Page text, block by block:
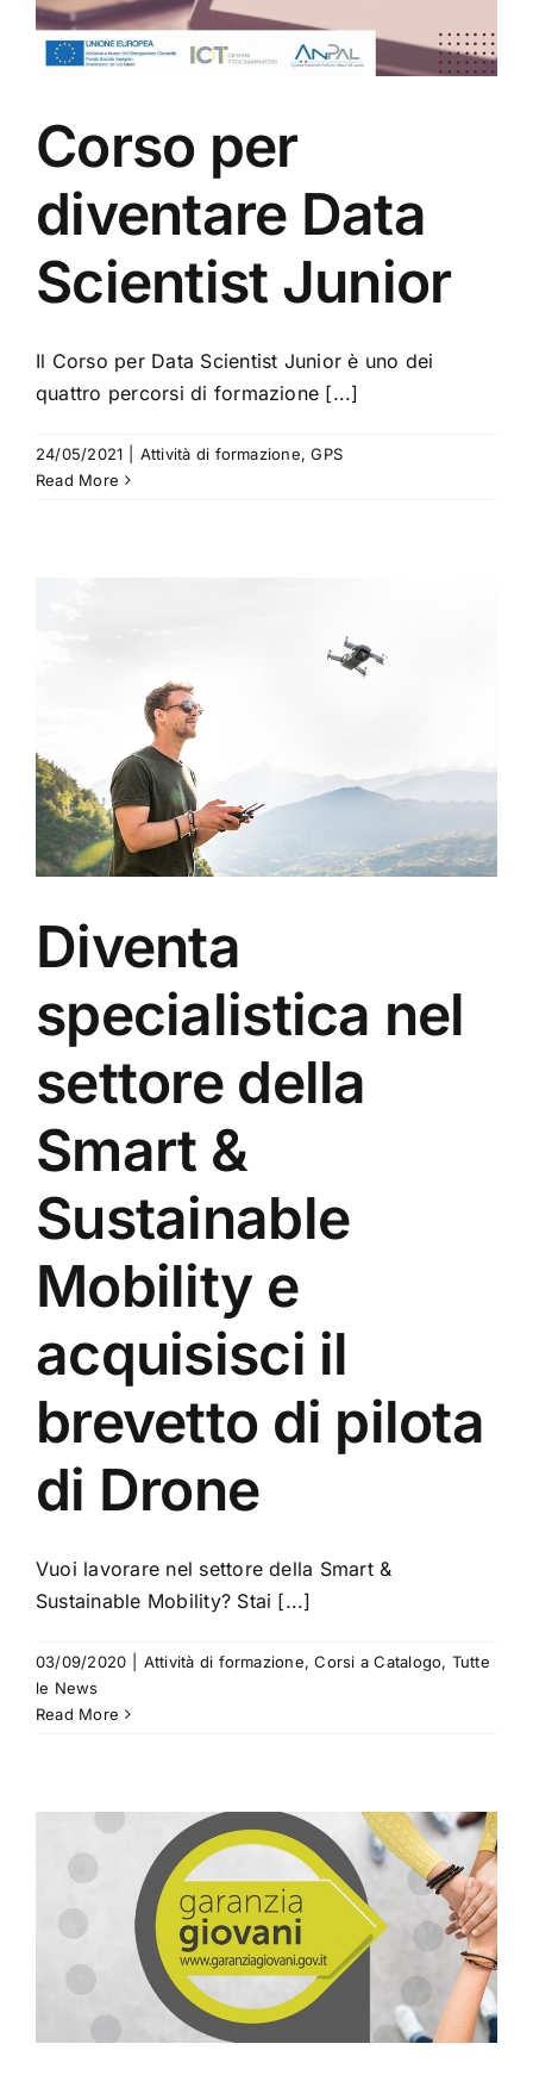
Corso per
diventare Data
Scientist Junior
Il Corso per Data Scientist Junior è uno dei
quattro percorsi di formazione [...]
24/05/2021 Attività di formazione,GPS
Read More
Diventa
specialistica nel
settore della
Smart &
Sustainable
Mobility e
acquisisci il
brevetto di pilota
di Drone
Vuoi lavorare nel settore della Smart &
Sustainable Mobility? Stai [...]
03/09/2020 Attività di formazione,Corsi a Catalogo, Tutte
le News
Read More